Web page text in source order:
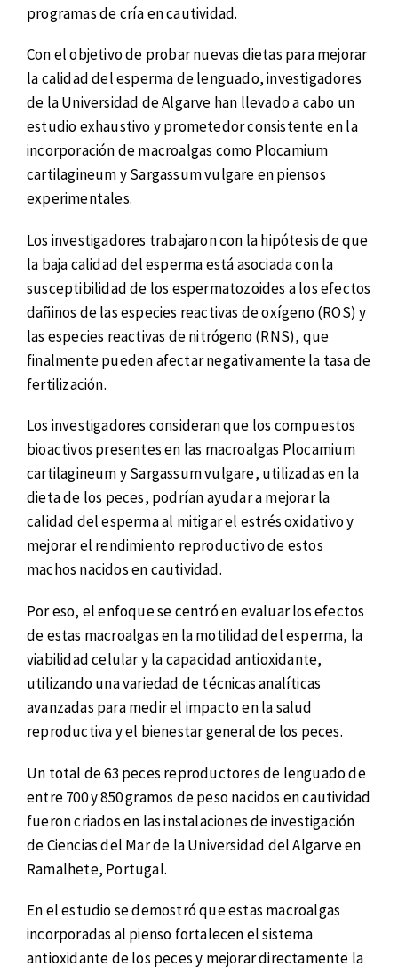
programas de cría en cautividad.
Con el objetivo de probar nuevas dietas para mejorar
la calidad del esperma de lenguado, investigadores
de la Universidad de Algarve han llevado a cabo un
estudio exhaustivo y prometedor consistente en la
incorporación de macroalgas como Plocamium
cartilagineum y Sargassum vulgare en piensos
experimentales.
Los investigadores trabajaron con la hipótesis de que
la baja calidad del esperma está asociada con la
susceptibilidad de los espermatozoides a los efectos
dañinos de las especies reactivas de oxígeno (ROS) y
las especies reactivas de nitrógeno (RNS), que
finalmente pueden afectar negativamente la tasa de
fertilización.
Los investigadores consideran que los compuestos
bioactivos presentes en las macroalgas Plocamium
cartilagineum y Sargassum vulgare, utilizadas en la
dieta de los peces, podrían ayudar a mejorar la
calidad del esperma al mitigar el estrés oxidativo y
mejorar el rendimiento reproductivo de estos
machos nacidos en cautividad.
Por eso, el enfoque se centró en evaluar los efectos
de estas macroalgas en la motilidad del esperma, la
viabilidad celular y la capacidad antioxidante,
utilizando una variedad de técnicas analíticas
avanzadas para medir el impacto en la salud
reproductiva y el bienestar general de los peces.
Un total de 63 peces reproductores de lenguado de
entre 700 y 850 gramos de peso nacidos en cautividad
fueron criados en las instalaciones de investigación
de Ciencias del Mar de la Universidad del Algarve en
Ramalhete, Portugal.
En el estudio se demostró que estas macroalgas
incorporadas al pienso fortalecen el sistema
antioxidante de los peces y mejorar directamente la